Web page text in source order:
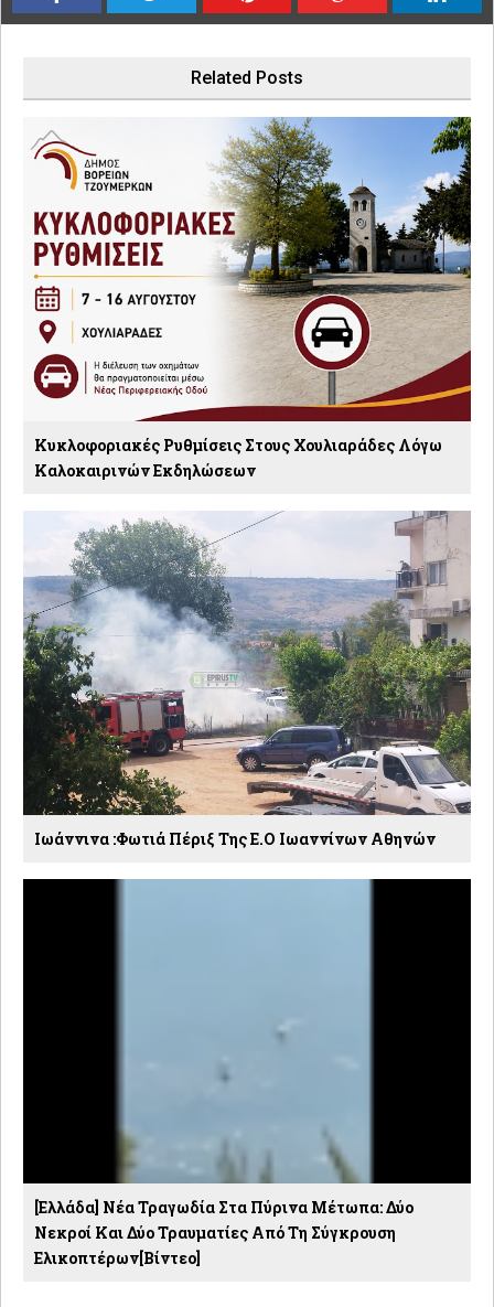
Related Posts
Κυκλοφοριακές Ρυθμίσεις Στους Χουλιαράδες Λόγω
Καλοκαιρινών Εκδηλώσεων
Ιωάννινα :Φωτιά Πέριξ Της Ε.Ο Ιωαννίνων Αθηνών
[Ελλάδα] Νέα Τραγωδία Στα Πύρινα Μέτωπα: Δύο
Νεκροί Και Δύο Τραυματίες Από Τη Σύγκρουση
Ελικοπτέρων[βίντεο]